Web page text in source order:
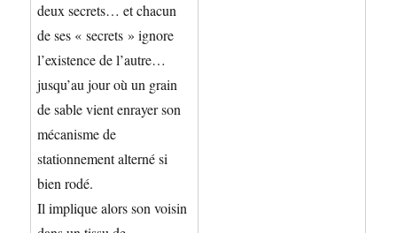
deux secrets… et chacun
de ses « secrets » ignore
l’existence de l’autre…
jusqu’au jour où un grain
de sable vient enrayer son
mécanisme de
stationnement alterné si
bien rodé.
Il implique alors son voisin